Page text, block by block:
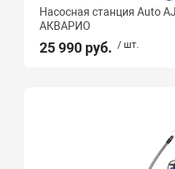
Насосная станция Auto
АКВАРИО
25 990 руб. / шт.